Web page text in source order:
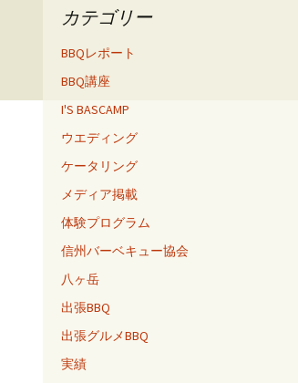
カテゴリー
BBQレポート
BBQ講座
I'S BASCAMP
ウエディング
ケータリング
メディア掲載
体験プログラム
信州バーベキュー協会
八ヶ岳
出張BBQ
出張グルメBBQ
実績